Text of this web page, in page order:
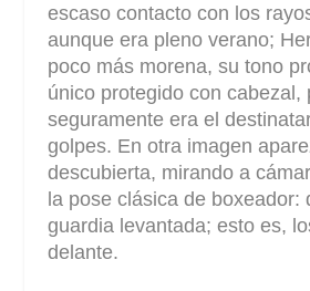
escaso contacto con los
aunque era pleno verano;
poco más morena, su tono
único protegido con cabezal,
seguramente era el
golpes. En otra imagen
descubierta, mirando a
la pose clásica de boxeador:
guardia levantada; esto es,
delante.